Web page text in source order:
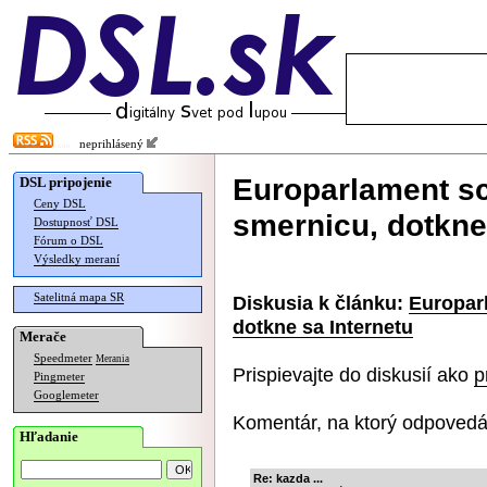
neprihlásený
DSL pripojenie
Ceny DSL
Dostupnosť DSL
Fórum o DSL
Výsledky meraní
Satelitná mapa SR
Merače
Speedmeter Merania
Pingmeter
Googlemeter
Hľadanie
Europarlament
smernicu,
Diskusia k článku:
dotkne sa Internetu
Prispievajte do diskusií ako
Komentár, na ktorý
Re: kazda ...